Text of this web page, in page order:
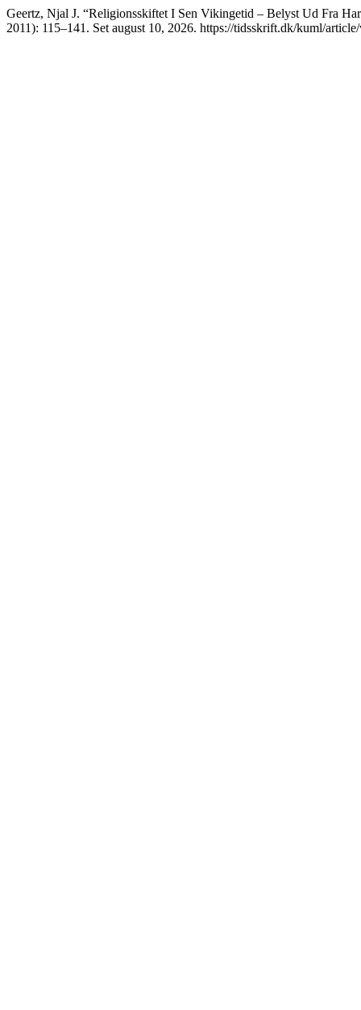
Geertz, Njal J. “Religionsskiftet I Sen Vikingetid – Belyst Ud Fra
2011): 115–141. Set august 10, 2026. https://tidsskrift.dk/kuml/